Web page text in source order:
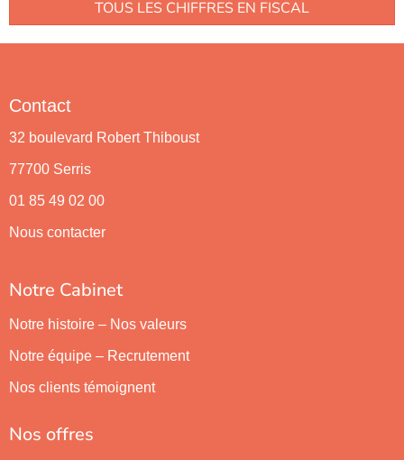
TOUS LES CHIFFRES EN FISCAL
Contact
32 boulevard Robert Thiboust
77700 Serris
01 85 49 02 00
Nous contacter
Notre Cabinet
Notre histoire – Nos valeurs
Notre équipe – Recrutement
Nos clients témoignent
Nos offres